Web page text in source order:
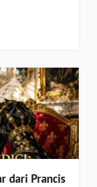
dari Prancis